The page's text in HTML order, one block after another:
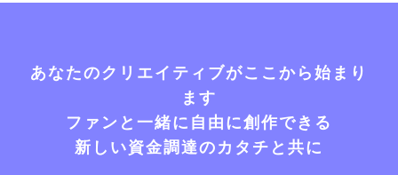
あなたのクリエイティブがここから始まり
ます
ファンと一緒に自由に創作できる
新しい資金調達のカタチと共に